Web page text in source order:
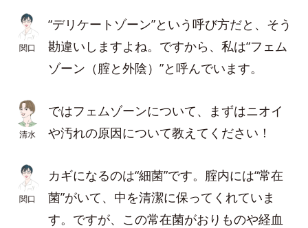
関口
“デリケートゾーン”という呼び方だと、そう
勘違いしますよね。ですから、私は“フェム
ゾーン（腟と外陰）”と呼んでいます。
清水
ではフェムゾーンについて、まずはニオイ
や汚れの原因について教えてください！
関口
カギになるのは“細菌”です。腟内には“常在
菌”がいて、中を清潔に保ってくれていま
す。ですが、この常在菌がおりものや経血